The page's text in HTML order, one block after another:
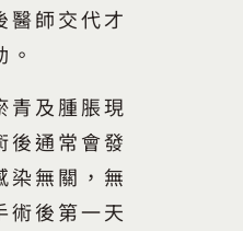
醫師交代才
青及腫脹現
後通常會發
染無關，無
術後第一天